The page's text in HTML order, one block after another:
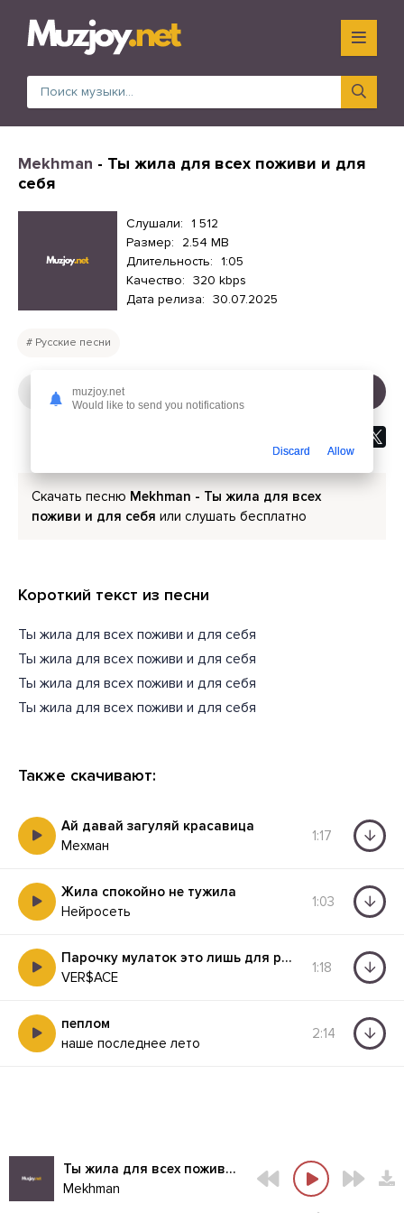
Mekhman - Ты жила для всех поживи и для
себя
Слушали: 1 512
Размер:
2.54 MB
Длительность: 1:05
Качество: 320 kbps
Дата релиза: 30.07.2025
Русские песни
СЛУШАТЬ
Скачать песню Mekhman - Ты жила для всех
поживи и для себя или слушать бесплатно
Короткий текст из песни
Ты жила для всех поживи и для себя
Ты жила для всех поживи и для себя
Ты жила для всех поживи и для себя
Ты жила для всех поживи и для себя
Также скачивают:
Ай давай загуляй красавица
Мехман
1:17
Жила спокойно не тужила
Нейросеть
1:03
Парочку мулаток это лишь для разогрева
VER$ACE
1:18
пеплом
наше последнее лето
2:14
Ты жила для всех поживи и для себя
Mekhman
muzjoy.net
Would like to send you notifications
Discard Allow